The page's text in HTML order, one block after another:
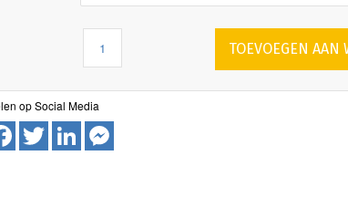
TOEVOEGEN AAN
Facebook
TwitterLinkedIn
Messenger